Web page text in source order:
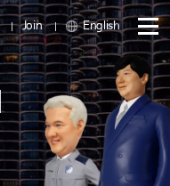
Join
English
메
뉴